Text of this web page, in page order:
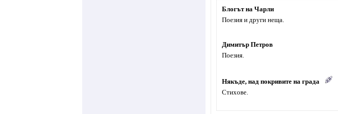
Блогът на Чарли
Поезия и други неща.
Димитър Петров
Поезия.
Някъде, над покривите на града
Стихове.